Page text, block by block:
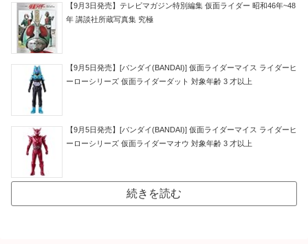
【9月3日発売】テレビマガジン特別編集 仮面ライダー 昭和46年~48
年 講談社所蔵写真集 究極
【9月5日発売】[バンダイ(BANDAI)] 仮面ライダーマイス ライダーヒ
ーローシリーズ 仮面ライダーダット 対象年齢 3 才以上
【9月5日発売】[バンダイ(BANDAI)] 仮面ライダーマイス ライダーヒ
ーローシリーズ 仮面ライダーマオウ 対象年齢 3 才以上
続きを読む